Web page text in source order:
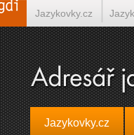
Jazykovky.cz
Jazykovky.cz
Španělština on-line